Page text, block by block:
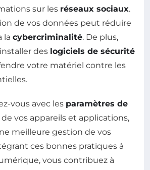
sur les réseaux sociaux.
de vos données peut réduire
la cybercriminalité. De plus,
des logiciels de sécurité
votre matériel contre les
vous avec les paramètres de
de vos appareils et applications,
meilleure gestion de vos
ces bonnes pratiques à
vous contribuez à